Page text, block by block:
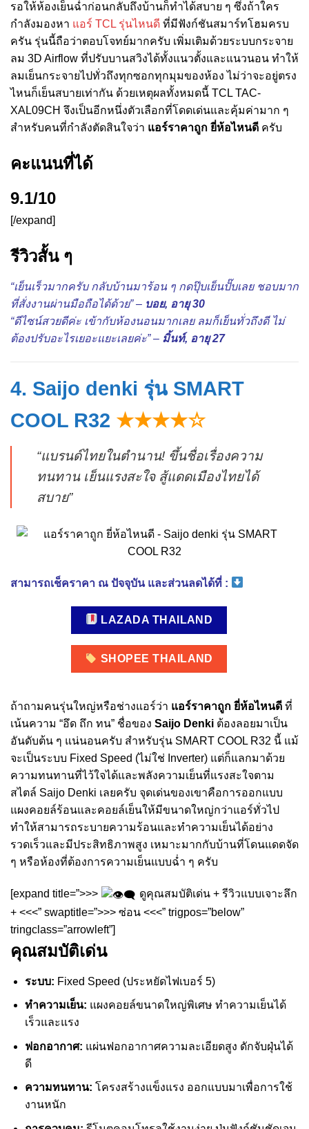
รอให้ห้องเย็นฉ่ำก่อนกลับถึงบ้านก็ทำได้สบาย ๆ ซึ่งถ้าใคร
กำลังมองหา แอร์ TCL รุ่นไหนดี ที่มีฟังก์ชันสมาร์ทโฮมครบ
ครัน รุ่นนี้ถือว่าตอบโจทย์มากครับ เพิ่มเติมด้วยระบบกระจาย
ลม 3D Airflow ที่ปรับบานสวิงได้ทั้งแนวตั้งและแนวนอน ทำให้
ลมเย็นกระจายไปทั่วถึงทุกซอกทุกมุมของห้อง ไม่ว่าจะอยู่ตรง
ไหนก็เย็นสบายเท่ากัน ด้วยเหตุผลทั้งหมดนี้ TCL TAC-
XAL09CH จึงเป็นอีกหนึ่งตัวเลือกที่โดดเด่นและคุ้มค่ามาก ๆ
สำหรับคนที่กำลังตัดสินใจว่า แอร์ราคาถูก ยี่ห้อไหนดี ครับ
คะแนนที่ได้
9.1/10
[/expand]
รีวิวสั้น ๆ
“เย็นเร็วมากครับ กลับบ้านมาร้อน ๆ กดปุ๊บเย็นปั๊บเลย ชอบมาก
ที่สั่งงานผ่านมือถือได้ด้วย” – บอย, อายุ 30
“ดีไซน์สวยดีค่ะ เข้ากับห้องนอนมากเลย ลมก็เย็นทั่วถึงดี ไม่
ต้องปรับอะไรเยอะแยะเลยค่ะ” – มิ้นท์, อายุ 27
4. Saijo denki รุ่น SMART
COOL R32 ★★★★☆
“แบรนด์ไทยในตำนาน! ขึ้นชื่อเรื่องความ
ทนทาน เย็นแรงสะใจ สู้แดดเมืองไทยได้
สบาย”
สามารถเช็คราคา ณ ปัจจุบัน และส่วนลดได้ที่ :
LAZADA THAILAND
SHOPEE THAILAND
ถ้าถามคนรุ่นใหญ่หรือช่างแอร์ว่า แอร์ราคาถูก ยี่ห้อไหนดี ที่
เน้นความ “อึด ถึก ทน” ชื่อของ Saijo Denki ต้องลอยมาเป็น
อันดับต้น ๆ แน่นอนครับ สำหรับรุ่น SMART COOL R32 นี้ แม้
จะเป็นระบบ Fixed Speed (ไม่ใช่ Inverter) แต่ก็แลกมาด้วย
ความทนทานที่ไว้ใจได้และพลังความเย็นที่แรงสะใจตาม
สไตล์ Saijo Denki เลยครับ จุดเด่นของเขาคือการออกแบบ
แผงคอยล์ร้อนและคอยล์เย็นให้มีขนาดใหญ่กว่าแอร์ทั่วไป
ทำให้สามารถระบายความร้อนและทำความเย็นได้อย่าง
รวดเร็วและมีประสิทธิภาพสูง เหมาะมากกับบ้านที่โดนแดดจัด
ๆ หรือห้องที่ต้องการความเย็นแบบฉ่ำ ๆ ครับ
[expand title=”>>>
ดูคุณสมบัติเด่น + รีวิวแบบเจาะลึก
+ <<<” swaptitle=”>>> ซ่อน <<<” trigpos=”below”
tringclass=”arrowleft”]
คุณสมบัติเด่น
ระบบ: Fixed Speed (ประหยัดไฟเบอร์ 5)
ทำความเย็น: แผงคอยล์ขนาดใหญ่พิเศษ ทำความเย็นได้
เร็วและแรง
ฟอกอากาศ: แผ่นฟอกอากาศความละเอียดสูง ดักจับฝุ่นได้
ดี
ความทนทาน: โครงสร้างแข็งแรง ออกแบบมาเพื่อการใช้
งานหนัก